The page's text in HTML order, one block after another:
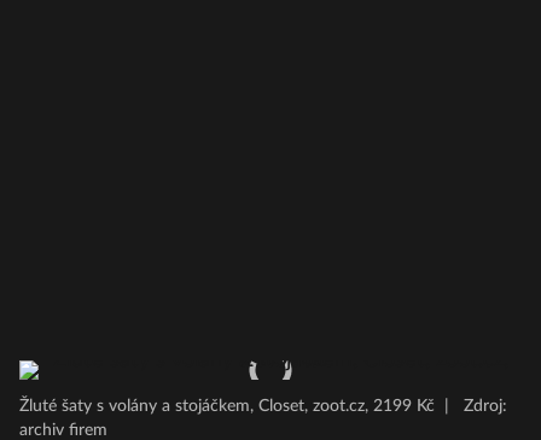
Žluté šaty s volány a stojáčkem, Closet, zoot.cz, 2199 Kč
Zdroj:
archiv firem